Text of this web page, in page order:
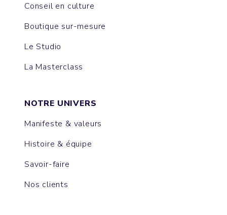
Conseil en culture
Boutique sur-mesure
Le Studio
La Masterclass
NOTRE UNIVERS
Manifeste & valeurs
Histoire & équipe
Savoir-faire
Nos clients